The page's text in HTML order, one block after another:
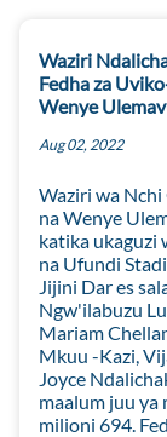
Waziri
Fedha za
Wenye
Aug 02, 2022
Waziri wa
na Wenye
katika ukaguzi
na Ufundi
Jijini Dar es
Ngw'ilabuzu
Mariam
Mkuu -Kazi,
Joyce
maalum juu ya
milioni 694.